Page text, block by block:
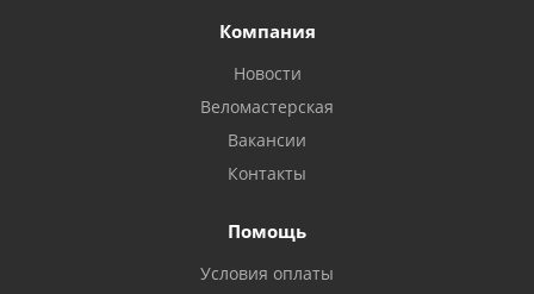
Компания
Новости
Веломастерская
Вакансии
Контакты
Помощь
Условия оплаты